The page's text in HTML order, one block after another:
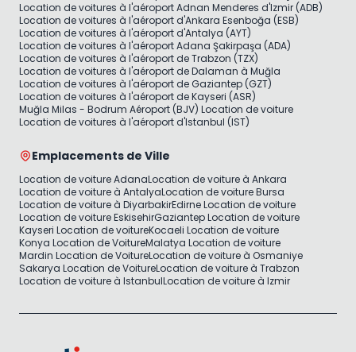
Location de voitures à l'aéroport Adnan Menderes d'Izmir (ADB)
Location de voitures à l'aéroport d'Ankara Esenboğa (ESB)
Location de voitures à l'aéroport d'Antalya (AYT)
Location de voitures à l'aéroport Adana Şakirpaşa (ADA)
Location de voitures à l'aéroport de Trabzon (TZX)
Location de voitures à l'aéroport de Dalaman à Muğla
Location de voitures à l'aéroport de Gaziantep (GZT)
Location de voitures à l'aéroport de Kayseri (ASR)
Muğla Milas - Bodrum Aéroport (BJV) Location de voiture
Location de voitures à l'aéroport d'Istanbul (IST)
Emplacements de Ville
Location de voiture AdanaLocation de voiture à Ankara
Location de voiture à AntalyaLocation de voiture Bursa
Location de voiture à DiyarbakirEdirne Location de voiture
Location de voiture EskisehirGaziantep Location de voiture
Kayseri Location de voitureKocaeli Location de voiture
Konya Location de VoitureMalatya Location de voiture
Mardin Location de VoitureLocation de voiture à Osmaniye
Sakarya Location de VoitureLocation de voiture à Trabzon
Location de voiture à IstanbulLocation de voiture à Izmir